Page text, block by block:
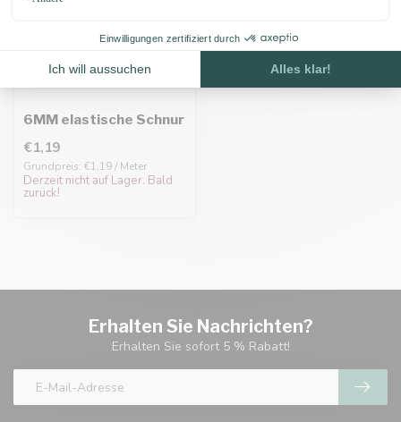
6MM elastische Schnur
€1,19
Grundpreis: €1,19 / Meter
Derzeit nicht auf Lager. Bald
zurück!
Erhalten Sie Nachrichten?
Erhalten Sie sofort 5 % Rabatt!